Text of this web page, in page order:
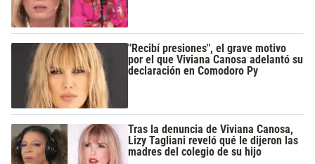
"Recibí presiones", el grave motivo
por el que Viviana Canosa adelantó su
declaración en Comodoro Py
Tras la denuncia de Viviana Canosa,
Lizy Tagliani reveló qué le dijeron las
madres del colegio de su hijo